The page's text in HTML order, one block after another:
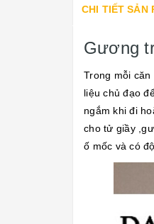
CHI TIẾT SẢN
Gương
Trong mỗi
liệu chủ đạo
ngắm khi đi
cho tử giầy
ố mốc và có